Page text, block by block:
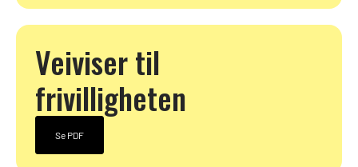
Veiviser til
frivilligheten
Se PDF